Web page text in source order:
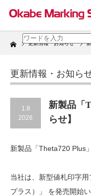
Home 更新情報・お知らせ
更新情報・お知ら
1.8
2026
新製品「
らせ】
新製品「Theta720 Plus
当社は、新型値札印字
プラス）」 を発売開始い